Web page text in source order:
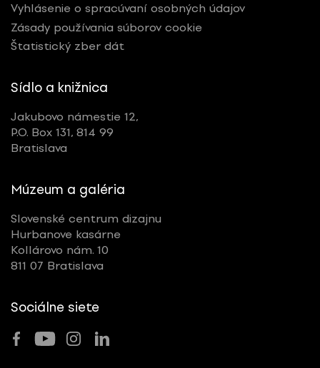
Vyhlásenie o spracúvaní osobných údajov
Zásady používania súborov cookie
Štatistický zber dát
Sídlo a knižnica
Jakubovo námestie 12,
P.O. Box 131, 814 99
Bratislava
Múzeum a galéria
Slovenské centrum dizajnu
Hurbanove kasárne
Kollárovo nám. 10
811 07 Bratislava
Sociálne siete